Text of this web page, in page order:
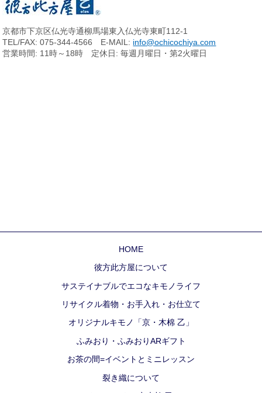
京都市下京区仏光寺通柳馬場東入仏光寺東町112-1
TEL/FAX: 075-344-4566 E-MAIL: info@ochicochiya.com
営業時間: 11時～18時 定休日: 毎週月曜日・第2火曜日
HOME
彼方此方屋について
サステイナブルでエコなキモノライフ
リサイクル着物・お手入れ・お仕立て
オリジナルキモノ「京・木棉 乙」
ふみおり・ふみおりARギフト
お茶の間=イベントとミニレッスン
裂き織について